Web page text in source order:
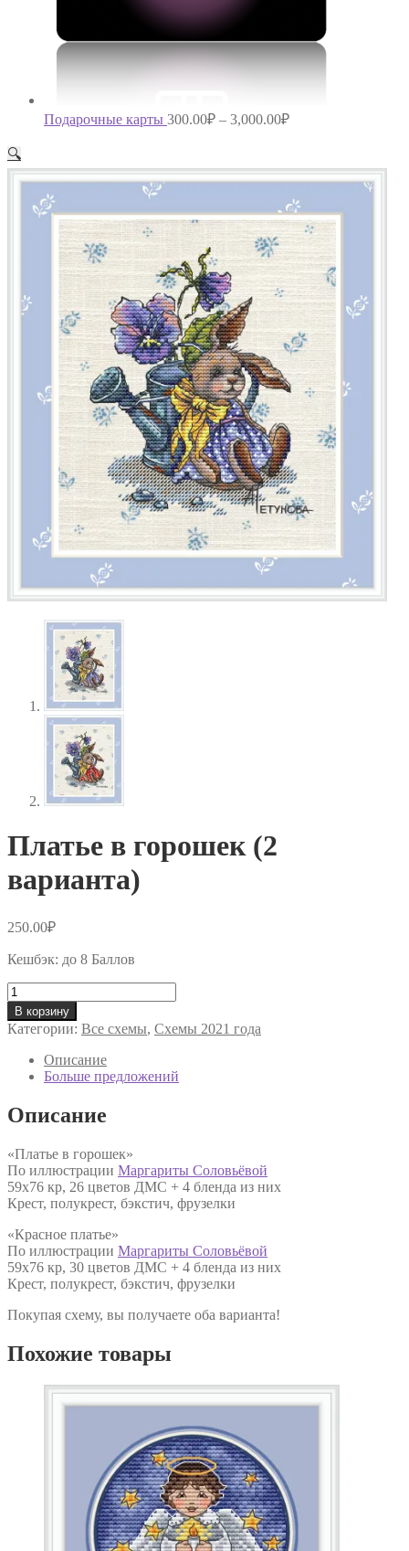
Подарочные карты 300.00₽ – 3,000.00₽
🔍
Платье в горошек (2
варианта)
250.00₽
Кешбэк: до 8 Баллов
Количество
товара
Платье
в
горошек
варианта)
В корзину
Категории: Все схемы, Схемы 2021 года
Описание
Больше предложений
Описание
«Платье в горошек»
По иллюстрации Маргариты Соловьёвой
59х76 кр, 26 цветов ДМС + 4 бленда из них
Крест, полукрест, бэкстич, фрузелки
«Красное платье»
По иллюстрации Маргариты Соловьёвой
59х76 кр, 30 цветов ДМС + 4 бленда из них
Крест, полукрест, бэкстич, фрузелки
Покупая схему, вы получаете оба варианта!
Похожие товары